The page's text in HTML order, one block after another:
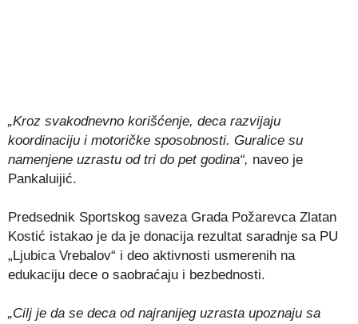
„Kroz svakodnevno korišćenje, deca razvijaju
koordinaciju i motoričke sposobnosti. Guralice su
namenjene uzrastu od tri do pet godina“, naveo je
Pankaluijić.
Predsednik Sportskog saveza Grada Požarevca Zlatan
Kostić istakao je da je donacija rezultat saradnje sa PU
„Ljubica Vrebalov“ i deo aktivnosti usmerenih na
edukaciju dece o saobraćaju i bezbednosti.
„Cilj je da se deca od najranijeg uzrasta upoznaju sa